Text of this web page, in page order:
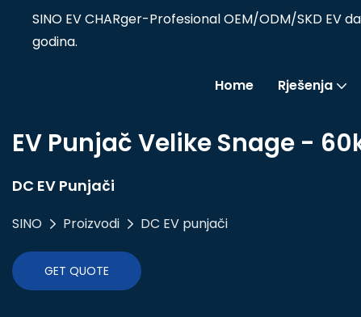
SINO EV CHARger-Profesional OEM/ODM/SKD EV
godina.
Home Rješenja
EV Punjač Velike Snage -
DC EV Punjači
SINO Proizvodi DC EV punjači
GET QUOTE